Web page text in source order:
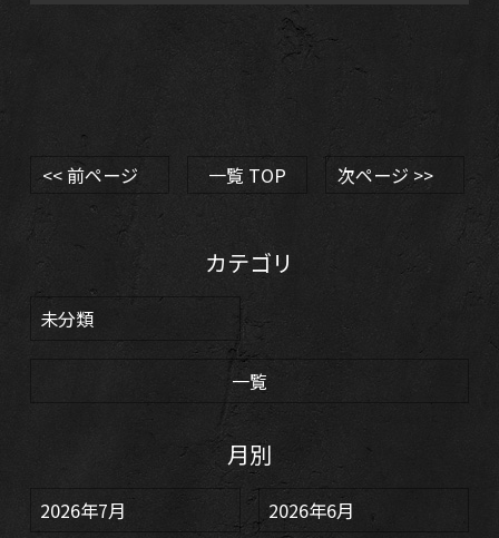
<< 前ページ 一覧 TOP 次ページ >>
カテゴリ
未分類
一覧
月別
2026年7月 2026年6月